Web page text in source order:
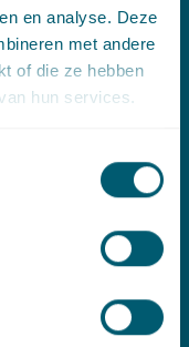
en analyse. Deze
met andere
of die ze hebben
hun services.